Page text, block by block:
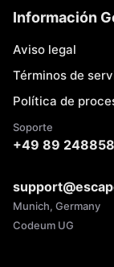
Información
Aviso legal
Términos de
Política de
Soporte
+49 89
Munich, Germany
Codeum UG